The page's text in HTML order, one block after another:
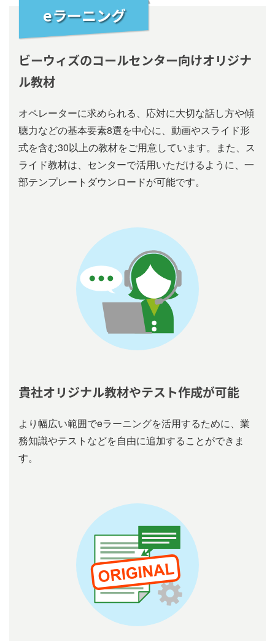
eラーニング
ビーウィズのコールセンター向けオリジナ
ル教材
オペレーターに求められる、応対に⼤切な話し⽅や傾
聴⼒などの基本要素8選を中⼼に、動画やスライド形
式を含む30以上の教材をご⽤意しています。また、ス
ライド教材は、センターで活用いただけるように、一
部テンプレートダウンロードが可能です。
貴社オリジナル教材やテスト作成が可能
より幅広い範囲でeラーニングを活⽤するために、業
務知識やテストなどを自由に追加することができま
す。